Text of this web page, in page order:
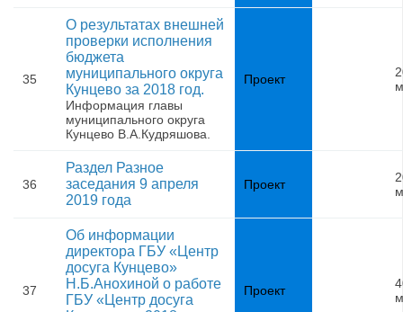
35
О результатах внешней
проверки исполнения
бюджета
муниципального округа
Кунцево за 2018 год.
Информация главы
муниципального округа
Кунцево В.А.Кудряшова.
Проект
36
Раздел Разное
заседания 9 апреля
2019 года
Проект
37
Об информации
директора ГБУ «Центр
досуга Кунцево»
Н.Б.Анохиной о работе
ГБУ «Центр досуга
Проект